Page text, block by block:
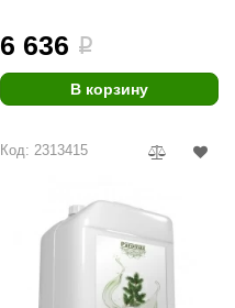
6 636 i
В корзину
Код: 2313415